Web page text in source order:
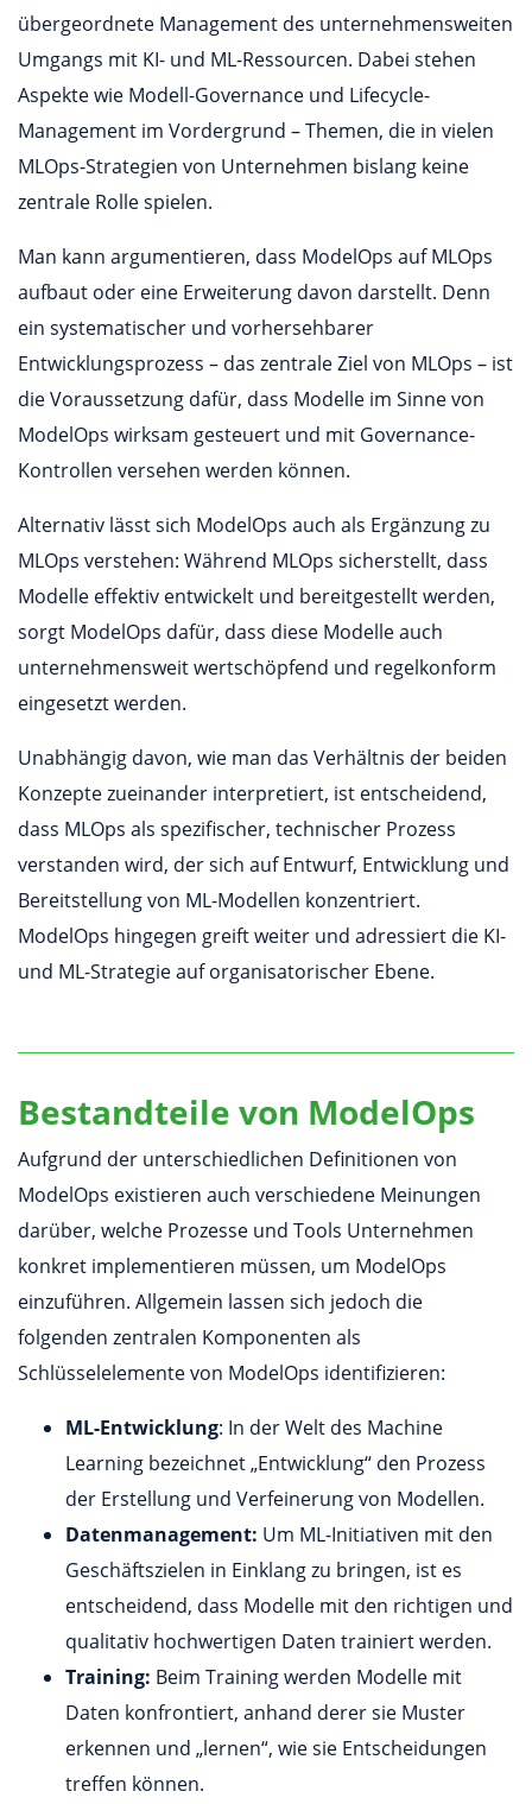
übergeordnete Management des unternehmensweiten
Umgangs mit KI- und ML-Ressourcen. Dabei stehen
Aspekte wie Modell-Governance und Lifecycle-
Management im Vordergrund – Themen, die in vielen
MLOps-Strategien von Unternehmen bislang keine
zentrale Rolle spielen.
Man kann argumentieren, dass ModelOps auf MLOps
aufbaut oder eine Erweiterung davon darstellt. Denn
ein systematischer und vorhersehbarer
Entwicklungsprozess – das zentrale Ziel von MLOps – ist
die Voraussetzung dafür, dass Modelle im Sinne von
ModelOps wirksam gesteuert und mit Governance-
Kontrollen versehen werden können.
Alternativ lässt sich ModelOps auch als Ergänzung zu
MLOps verstehen: Während MLOps sicherstellt, dass
Modelle effektiv entwickelt und bereitgestellt werden,
sorgt ModelOps dafür, dass diese Modelle auch
unternehmensweit wertschöpfend und regelkonform
eingesetzt werden.
Unabhängig davon, wie man das Verhältnis der beiden
Konzepte zueinander interpretiert, ist entscheidend,
dass MLOps als spezifischer, technischer Prozess
verstanden wird, der sich auf Entwurf, Entwicklung und
Bereitstellung von ML-Modellen konzentriert.
ModelOps hingegen greift weiter und adressiert die KI-
und ML-Strategie auf organisatorischer Ebene.
Bestandteile von ModelOps
Aufgrund der unterschiedlichen Definitionen von
ModelOps existieren auch verschiedene Meinungen
darüber, welche Prozesse und Tools Unternehmen
konkret implementieren müssen, um ModelOps
einzuführen. Allgemein lassen sich jedoch die
folgenden zentralen Komponenten als
Schlüsselelemente von ModelOps identifizieren:
ML-Entwicklung: In der Welt des Machine
Learning bezeichnet „Entwicklung“ den Prozess
der Erstellung und Verfeinerung von Modellen.
Datenmanagement: Um ML-Initiativen mit den
Geschäftszielen in Einklang zu bringen, ist es
entscheidend, dass Modelle mit den richtigen und
qualitativ hochwertigen Daten trainiert werden.
Training: Beim Training werden Modelle mit
Daten konfrontiert, anhand derer sie Muster
erkennen und „lernen“, wie sie Entscheidungen
treffen können.